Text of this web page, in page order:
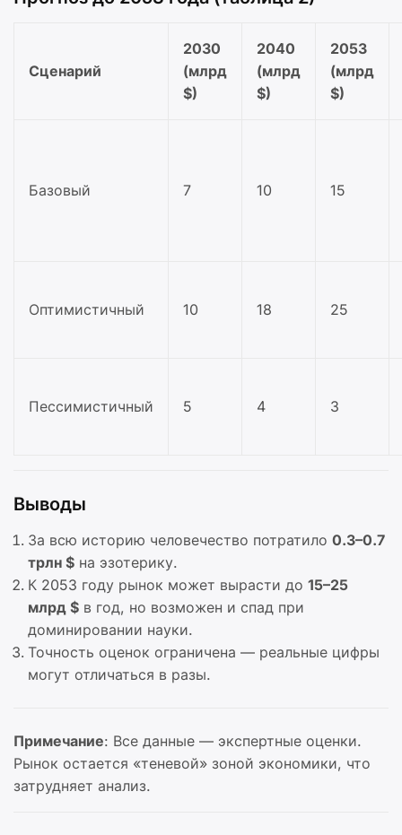
Сценарий
2030
(млрд
$)
2040
(млрд
$)
2053
(млрд
$)
Базовый 7 10 15
Оптимистичный 10 18 25
Пессимистичный 5 4 3
Выводы
За всю историю человечество потратило 0.3–0.7
трлн $ на эзотерику.
К 2053 году рынок может вырасти до 15–25
млрд $ в год, но возможен и спад при
доминировании науки.
Точность оценок ограничена — реальные цифры
могут отличаться в разы.
Примечание: Все данные — экспертные оценки.
Рынок остается «теневой» зоной экономики, что
затрудняет анализ.